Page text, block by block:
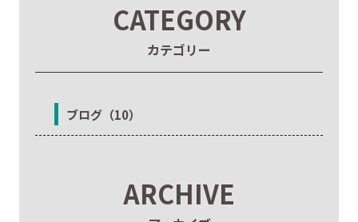
CATEGORY
カテゴリー
ブログ（10）
ARCHIVE